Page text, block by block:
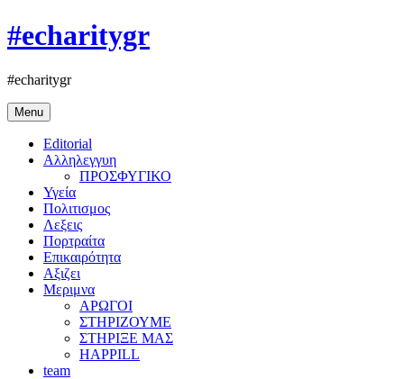
#echaritygr
#echaritygr
Menu
Editorial
Αλληλεγγυη
ΠΡΟΣΦΥΓΙΚΟ
Υγεία
Πολιτισμος
Λεξεις
Πορτραίτα
Επικαιρότητα
Αξιζει
Μεριμνα
ΑΡΩΓΟΙ
ΣΤΗΡΙΖΟΥΜΕ
ΣΤΗΡΙΞΕ ΜΑΣ
HAPPILL
team